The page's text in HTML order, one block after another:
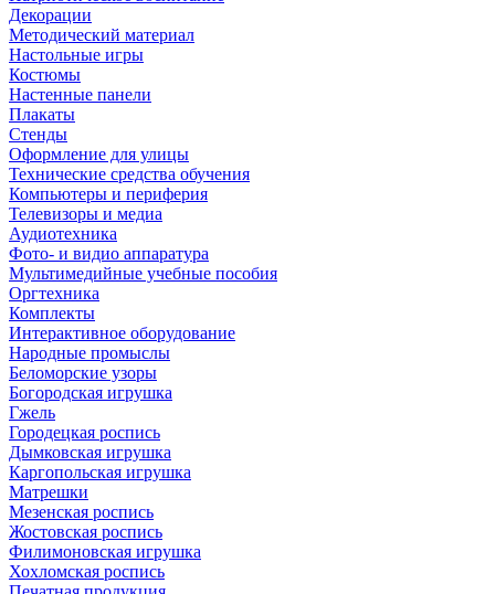
Декорации
Методический материал
Настольные игры
Костюмы
Настенные панели
Плакаты
Стенды
Оформление для улицы
Технические средства обучения
Компьютеры и периферия
Телевизоры и медиа
Аудиотехника
Фото- и видио аппаратура
Мультимедийные учебные пособия
Оргтехника
Комплекты
Интерактивное оборудование
Народные промыслы
Беломорские узоры
Богородская игрушка
Гжель
Городецкая роспись
Дымковская игрушка
Каргопольская игрушка
Матрешки
Мезенская роспись
Жостовская роспись
Филимоновская игрушка
Хохломская роспись